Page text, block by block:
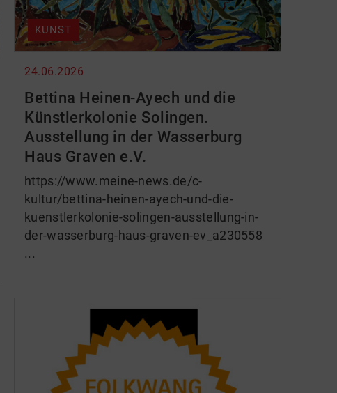
24.06.2026
Bettina Heinen-Ayech und die
Künstlerkolonie Solingen.
Ausstellung in der Wasserburg
Haus Graven e.V.
https://www.meine-news.de/c-
kultur/bettina-heinen-ayech-und-die-
kuenstlerkolonie-solingen-ausstellung-in-
der-wasserburg-haus-graven-ev_a230558
...
KUNST